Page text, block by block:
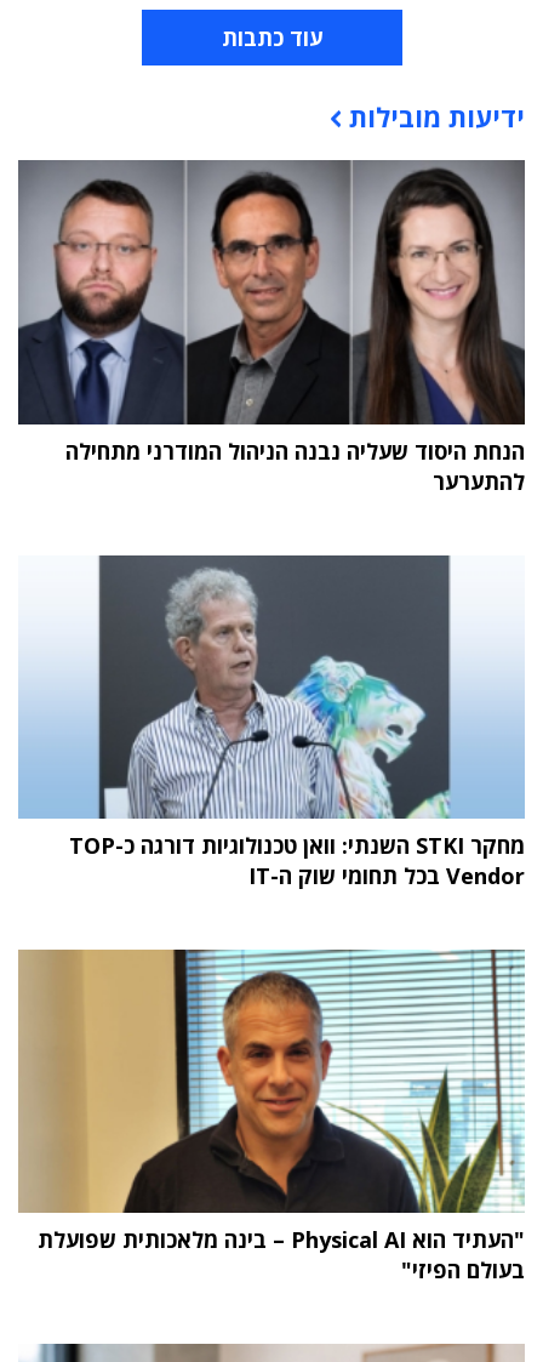
עוד כתבות
תוכן פרסומי
ידיעות מובילות
הנחת היסוד שעליה נבנה הניהול המודרני מתחילה
להתערער
מחקר STKI השנתי: וואן טכנולוגיות דורגה כ-TOP
Vendor בכל תחומי שוק ה-IT
"העתיד הוא Physical AI – בינה מלאכותית שפועלת
בעולם הפיזי"